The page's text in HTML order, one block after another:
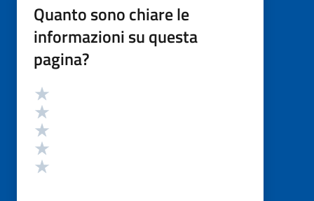
Quanto sono chiare le
informazioni su questa
pagina?
Valutazione